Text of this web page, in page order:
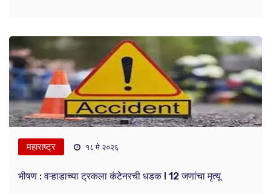
महाराष्ट्र १८ मे २०२६
भीषण : वऱ्हाडाच्या ट्रकला कंटेनरची धडक ! 12 जणांचा मृत्यू